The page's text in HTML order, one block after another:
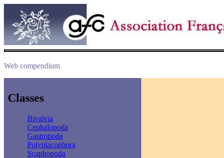
Web compendium
Classes
Bivalvia
Cephalopoda
Gastropoda
Polyplacophora
Scaphopoda